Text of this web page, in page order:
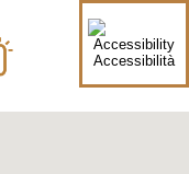
Accessibilità